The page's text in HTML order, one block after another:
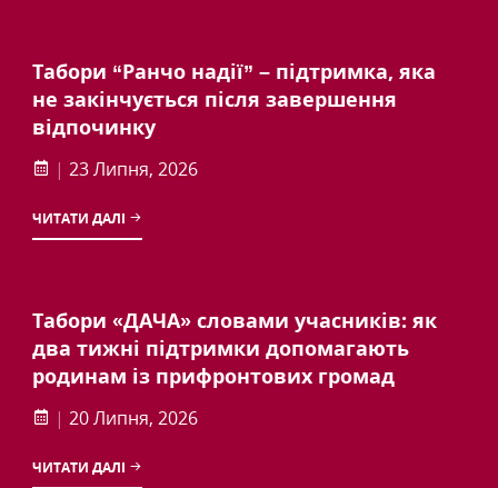
Табори “Ранчо надії” – підтримка, яка
не закінчується після завершення
відпочинку
| 23 Липня, 2026
ЧИТАТИ ДАЛІ
Табори «ДАЧА» словами учасників: як
два тижні підтримки допомагають
родинам із прифронтових громад
| 20 Липня, 2026
ЧИТАТИ ДАЛІ